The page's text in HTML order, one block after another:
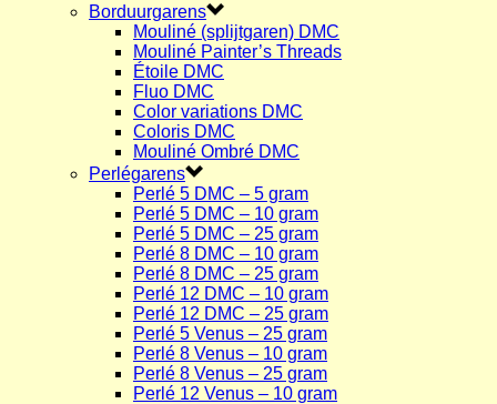
Borduurgarens
Mouliné (splijtgaren) DMC
Mouliné Painter’s Threads
Étoile DMC
Fluo DMC
Color variations DMC
Coloris DMC
Mouliné Ombré DMC
Perlégarens
Perlé 5 DMC – 5 gram
Perlé 5 DMC – 10 gram
Perlé 5 DMC – 25 gram
Perlé 8 DMC – 10 gram
Perlé 8 DMC – 25 gram
Perlé 12 DMC – 10 gram
Perlé 12 DMC – 25 gram
Perlé 5 Venus – 25 gram
Perlé 8 Venus – 10 gram
Perlé 8 Venus – 25 gram
Perlé 12 Venus – 10 gram